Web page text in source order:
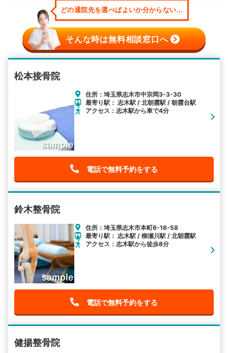
どの通院先を選べばよいか分からない...
そんな時は無料相談窓口へ
松本接骨院
住所：埼玉県志木市中宗岡3-3-30
最寄り駅： 志木駅 / 北朝霞駅 / 朝霞台駅
アクセス：志木駅から車で4分
電話で無料予約をする
鈴木整骨院
住所：埼玉県志木市本町6-16-58
最寄り駅： 志木駅 / 柳瀬川駅 / 北朝霞駅
アクセス：志木駅から徒歩8分
電話で無料予約をする
健揚整骨院